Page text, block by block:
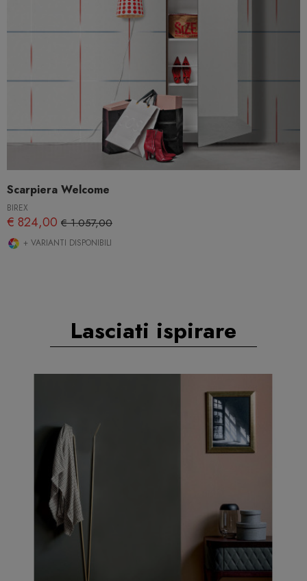
Scarpiera Welcome
BIREX
€ 824,00 € 1.057,00
+ VARIANTI DISPONIBILI
Lasciati ispirare